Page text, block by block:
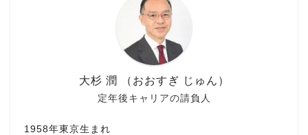
定年後キャリアの請負人
大杉 潤 （おおすぎ じゅん）
1958年東京生まれ